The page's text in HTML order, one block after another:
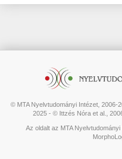
© MTA Nyelvtudományi Intézet, 2006-
2025 - © Ittzés Nóra et al.,
Az oldalt az MTA